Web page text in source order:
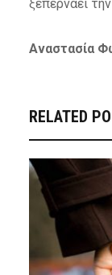
ξεπερνάει
Αναστασία
RELATED